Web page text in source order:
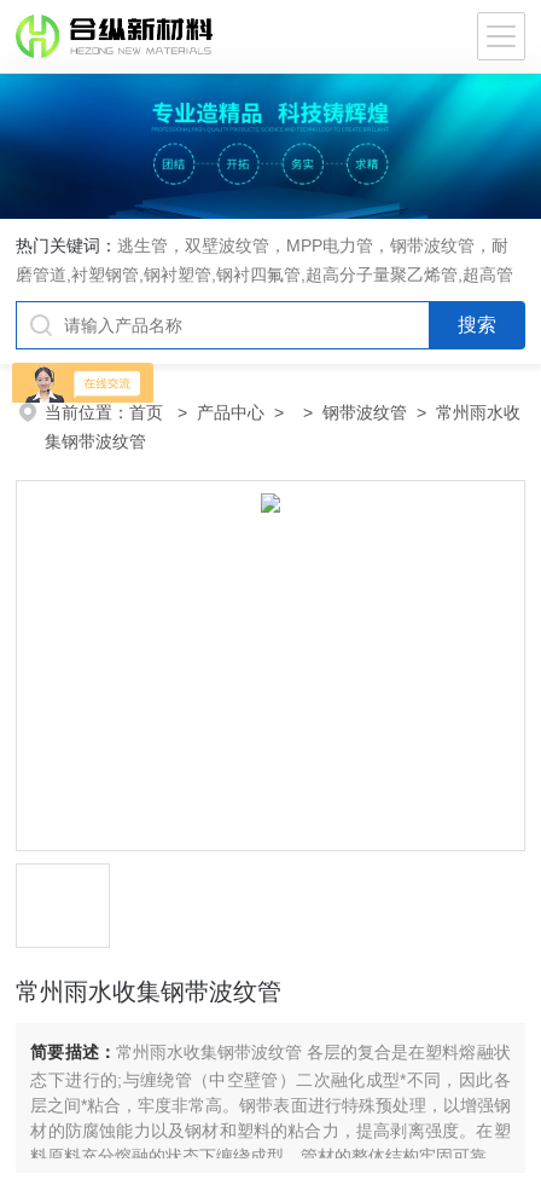
热门关键词：逃生管，双壁波纹管，MPP电力管，钢带波纹管，耐
磨管道,衬塑钢管,钢衬塑管,钢衬四氟管,超高分子量聚乙烯管,超高管
当前位置：首页 > 产品中心 > >钢带波纹管 > 常州雨水收
集钢带波纹管
常州雨水收集钢带波纹管
简要描述： 常州雨水收集钢带波纹管 各层的复合是在塑料熔融状
态下进行的;与缠绕管（中空壁管）二次融化成型*不同，因此各
层之间*粘合，牢度非常高。钢带表面进行特殊预处理，以增强钢
材的防腐蚀能力以及钢材和塑料的粘合力，提高剥离强度。在塑
料原料充分熔融的状态下缠绕成型，管材的整体结构牢固可靠。